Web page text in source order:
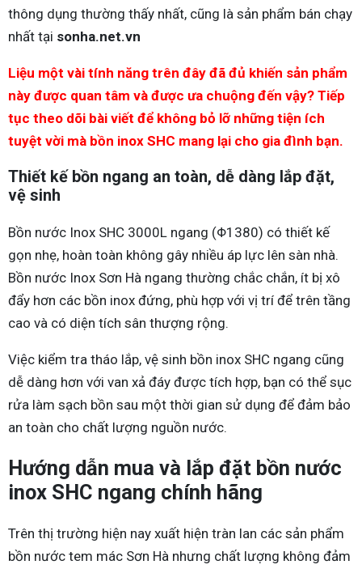
thông dụng thường thấy nhất, cũng là sản phẩm bán chạy
nhất tại sonha.net.vn
Liệu một vài tính năng trên đây đã đủ khiến sản phẩm
này được quan tâm và được ưa chuộng đến vậy? Tiếp
tục theo dõi bài viết để không bỏ lỡ những tiện ích
tuyệt vời mà bồn inox SHC mang lại cho gia đình bạn.
Thiết kế bồn ngang an toàn, dễ dàng lắp đặt,
vệ sinh
Bồn nước Inox SHC 3000L ngang (Φ1380) có thiết kế
gọn nhẹ, hoàn toàn không gây nhiều áp lực lên sàn nhà.
Bồn nước Inox Sơn Hà ngang thường chắc chắn, ít bị xô
đẩy hơn các bồn inox đứng, phù hợp với vị trí để trên tầng
cao và có diện tích sân thượng rộng.
Việc kiểm tra tháo lắp, vệ sinh bồn inox SHC ngang cũng
dễ dàng hơn với van xả đáy được tích hợp, bạn có thể sục
rửa làm sạch bồn sau một thời gian sử dụng để đảm bảo
an toàn cho chất lượng nguồn nước.
Hướng dẫn mua và lắp đặt bồn nước
inox SHC ngang chính hãng
Trên thị trường hiện nay xuất hiện tràn lan các sản phẩm
bồn nước tem mác Sơn Hà nhưng chất lượng không đảm